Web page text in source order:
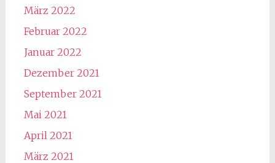
März 2022
Februar 2022
Januar 2022
Dezember 2021
September 2021
Mai 2021
April 2021
März 2021